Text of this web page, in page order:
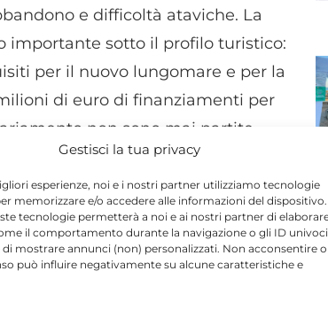
Gestisci la tua privacy
esperienze, noi e i nostri partner utilizziamo tecnologie
memorizzare e/o accedere alle informazioni del
tecnologie permetterà a noi e ai nostri partner di
il comportamento durante la navigazione o gli ID univoci
mostrare annunci (non) personalizzati. Non acconsentire o
può influire negativamente su alcune caratteristiche e
e difficoltà ataviche. La
importante sotto il profilo turistico:
per il nuovo lungomare e per la
di euro di finanziamenti per
non sono mai partite.
e lavoro”. “Noi vogliamo
Sallemi – e da oggi gireremo
proporre il nostro programma
cosa fare per ricostruire